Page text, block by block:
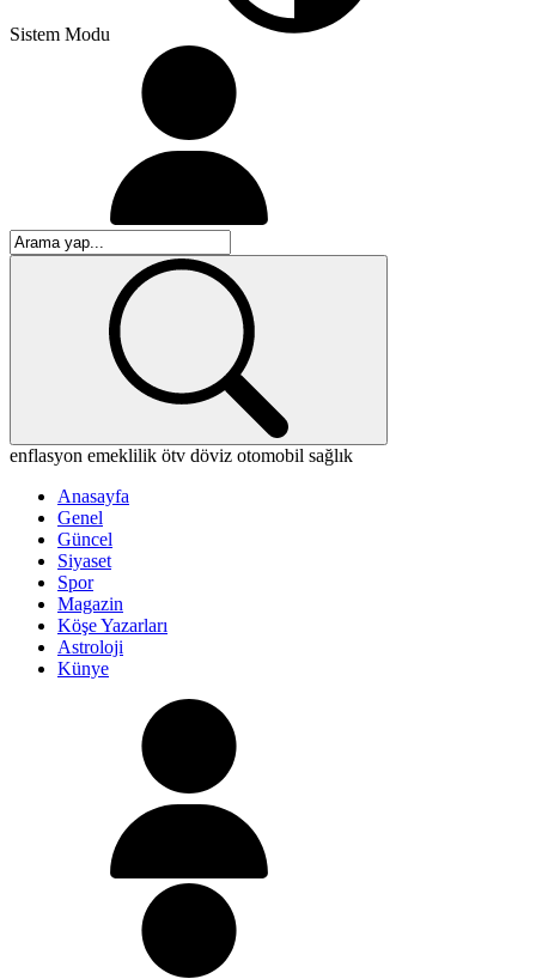
Sistem Modu
enflasyon emeklilik ötv döviz otomobil sağlık
Anasayfa
Genel
Güncel
Siyaset
Spor
Magazin
Köşe Yazarları
Astroloji
Künye